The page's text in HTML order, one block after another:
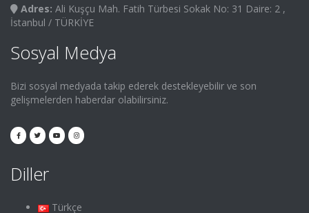
Adres: Ali Kuşçu Mah. Fatih Türbesi Sokak No: 31 Daire: 2 ,
İstanbul / TÜRKİYE
Sosyal Medya
Bizi sosyal medyada takip ederek destekleyebilir ve son
gelişmelerden haberdar olabilirsiniz.
Diller
Türkçe